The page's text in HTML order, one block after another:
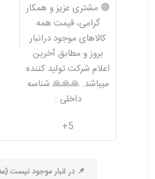
🟢 مشتری عزیز و همکار
گرامی، قیمت همه
کالاهای موجود درانبار
بروز و مطابق آخرین
اعلام شرکت تولید کننده
میباشد. 🙏🙏🙏 شناسه
داخلی :
5+
📌 در انبار موجود نیست